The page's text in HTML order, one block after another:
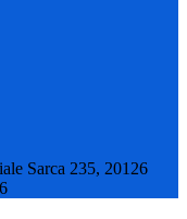
Sarca 235, 20126